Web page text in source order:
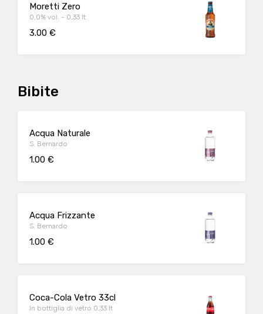
Moretti Zero
0,0% vol. - 0,33 lt
3.00 €
Bibite
Acqua Naturale
S. Bernardo
1.00 €
Acqua Frizzante
S. Bernardo
1.00 €
Coca-Cola Vetro 33cl
In bottiglia di vetro 0,33 lt